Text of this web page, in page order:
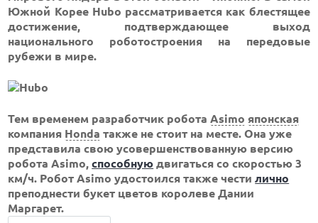
Южной Корее Hubo рассматривается как блестящее
достижение, подтверждающее выход
национального роботостроения на передовые
рубежи в мире.
Тем временем разработчик роботаAsimo японская
компания Honda также не стоит на месте. Она уже
представила свою усовершенствованную версию
робота Asimo,способную двигаться со скоростью 3
км/ч. Робот Asimo удостоился также честилично
преподнести букет цветов королеве Дании
Маргарет.